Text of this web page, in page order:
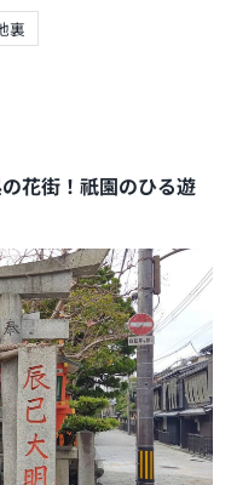
花街！祇園のひる遊
裏